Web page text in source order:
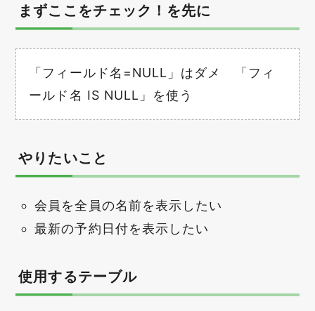
まずここをチェック！を先に
「フィールド名=NULL」はダメ 「フィ
ールド名 IS NULL」を使う
やりたいこと
会員を全員の名前を表示したい
最新の予約日付を表示したい
使用するテーブル